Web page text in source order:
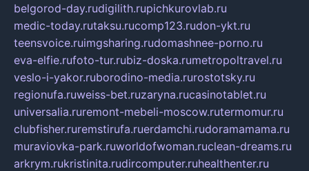
belgorod-day.rudigilith.rupichkurovlab.ru
medic-today.rutaksu.rucomp123.rudon-ykt.ru
teensvoice.ruimgsharing.rudomashnee-porno.ru
eva-elfie.rufoto-tur.rubiz-doska.rumetropoltravel.ru
veslo-i-yakor.ruborodino-media.rurostotsky.ru
regionufa.ruweiss-bet.ruzaryna.rucasinotablet.ru
universalia.ruremont-mebeli-moscow.rutermomur.ru
clubfisher.ruremstirufa.ruerdamchi.rudoramamama.ru
muraviovka-park.ruworldofwoman.ruclean-dreams.ru
arkrym.rukristinita.rudircomputer.ruhealthenter.ru